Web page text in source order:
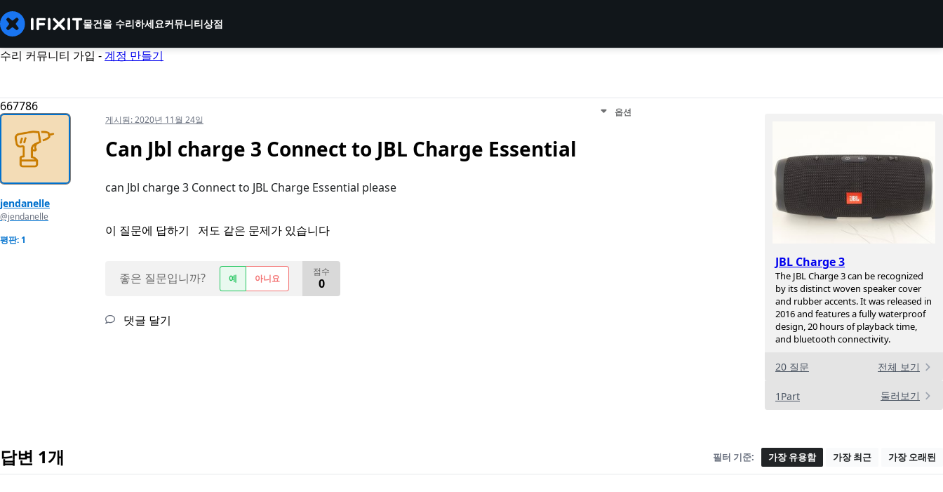
물건을 수리하세요커뮤니티상점
수리 커뮤니티 가입 -계정 만들기
667786
JBL Charge 3
The JBL Charge 3 can be recognized
by its distinct woven speaker cover
and rubber accents. It was released in
2016 and features a fully waterproof
design, 20 hours of playback time,
and bluetooth connectivity.
20 질문 전체 보기
1Part 둘러보기
jendanelle
@jendanelle
평판: 1
게시됨:2020년 11월 24일
옵션
Can Jbl charge 3 Connect to JBL Charge Essential
can Jbl charge 3 Connect to JBL Charge Essential please
이 질문에 답하기 저도 같은 문제가 있습니다
좋은 질문입니까? 예 아니요
점수
0
댓글 달기
답변 1개 필터 기준: 가장 유용함 가장 최근 가장 오래된